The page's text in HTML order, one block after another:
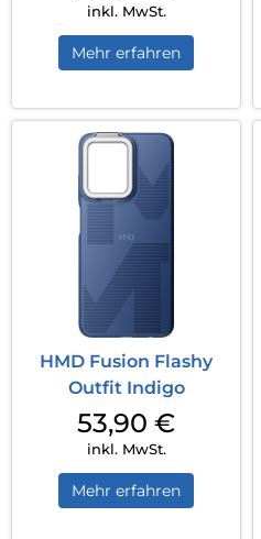
inkl. MwSt.
Mehr erfahren
HMD Fusion Flashy
Outfit Indigo
53,90 €
inkl. MwSt.
Mehr erfahren